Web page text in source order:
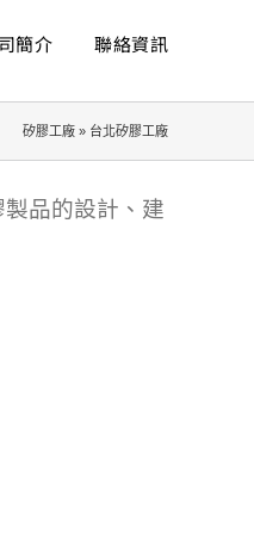
簡介 聯絡資訊
矽膠工廠 » 台北矽膠工廠
品的設計、建